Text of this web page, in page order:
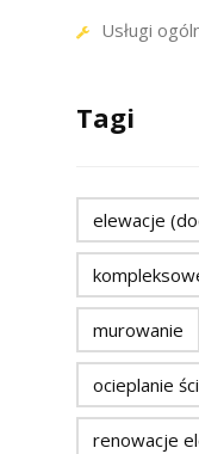
Usługi
Tagi
elewacje
murowanie
ocieplanie
renowacje